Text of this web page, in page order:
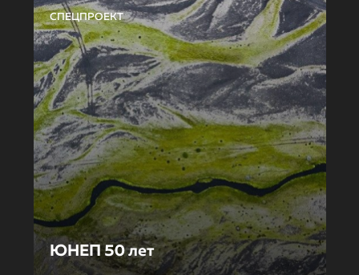
СПЕЦПРОЕКТ
ЮНЕП 50 лет